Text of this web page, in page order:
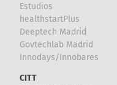
Estudios
healthstartPlus
Deeptech Madrid
Govtechlab Madrid
Innodays/Innobares
CITT